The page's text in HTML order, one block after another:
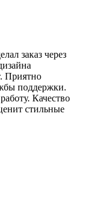
заказ через
Приятно
поддержки.
Качество
стильные